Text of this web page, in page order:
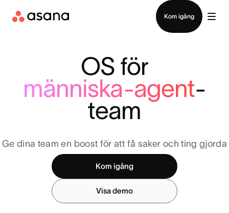
Kom igång
OS för
människa-agent-
team
Ge dina team en boost för att få saker och ting gjorda
Kom igång
Visa demo